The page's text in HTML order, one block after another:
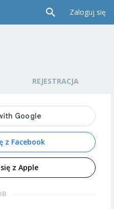
Zaloguj się
REJESTRACJA
z Facebook
z Apple